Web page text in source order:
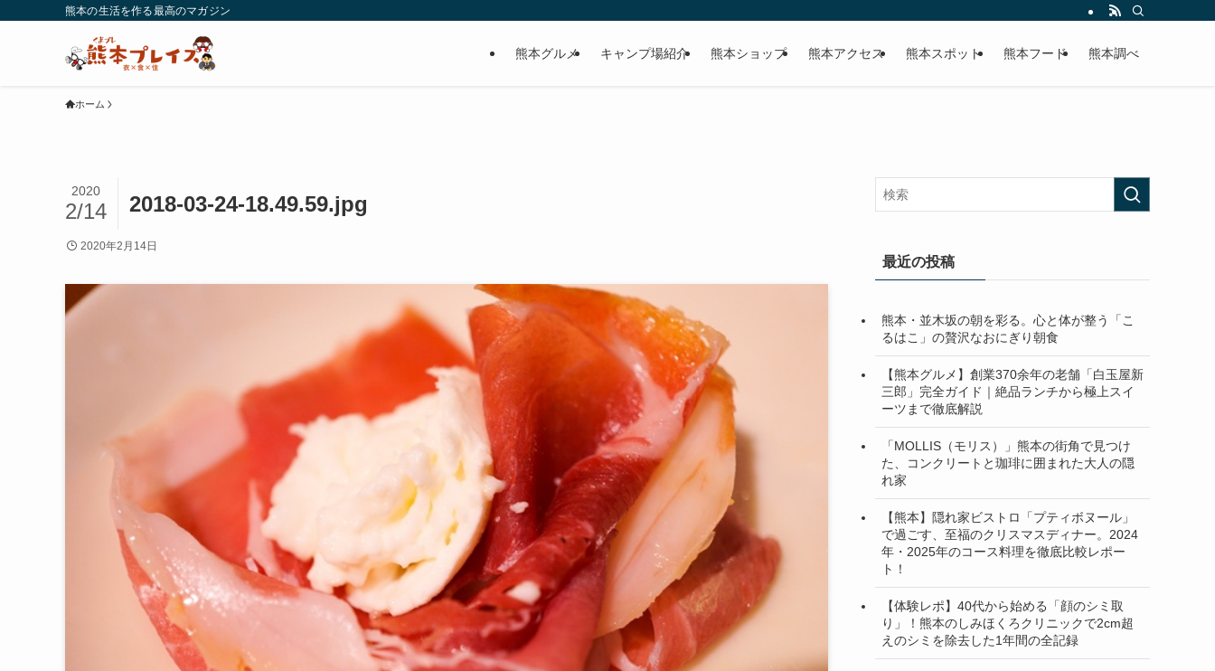
熊本の生活を作る最高のマガジン
熊本グルメ キャンプ場紹介 熊本ショップ 熊本アクセス 熊本スポット 熊本フード 熊本調べ
ホーム
2018-03-24-18.49.59.jpg
2020
2/14
2020年2月14日
最近の投稿
熊本・並木坂の朝を彩る。心と体が整う「こ
るはこ」の贅沢なおにぎり朝食
【熊本グルメ】創業370余年の老舗「白玉屋新
三郎」完全ガイド｜絶品ランチから極上スイ
ーツまで徹底解説
「MOLLIS（モリス）」熊本の街角で見つけ
た、コンクリートと珈琲に囲まれた大人の隠
れ家
【熊本】隠れ家ビストロ「プティボヌール」
で過ごす、至福のクリスマスディナー。2024
年・2025年のコース料理を徹底比較レポー
ト！
【体験レポ】40代から始める「顔のシミ取
り」！熊本のしみほくろクリニックで2cm超
えのシミを除去した1年間の全記録